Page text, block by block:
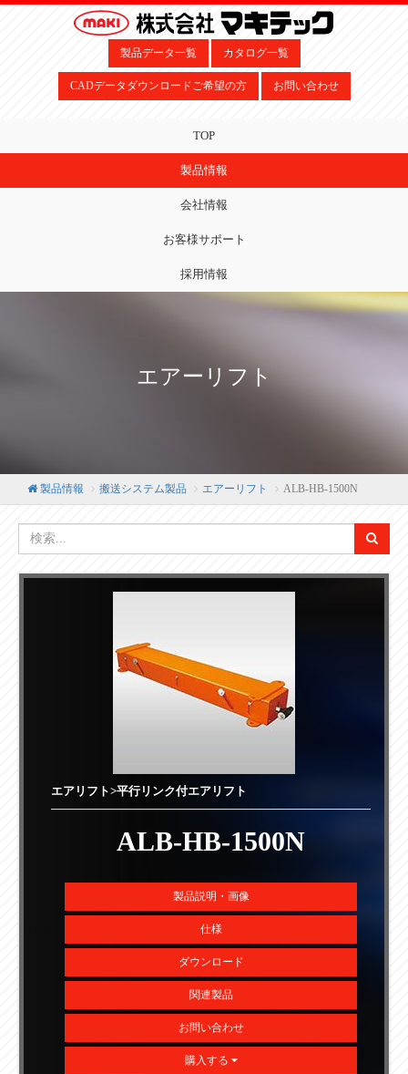
製品データ一覧 カタログ一覧
CADデータダウンロードご希望の方 お問い合わせ
TOP
製品情報
会社情報
お客様サポート
採用情報
エアーリフト
製品情報 搬送システム製品 エアーリフト ALB-HB-1500N
エアリフト>平行リンク付エアリフト
ALB-HB-1500N
製品説明・画像
仕様
ダウンロード
関連製品
お問い合わせ
購入する